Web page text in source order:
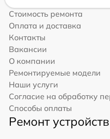
Стоимость ремонта
Оплата и доставка
Контакты
Вакансии
О компании
Ремонтируемые модели
Наши услуги
Согласие на обработку
Способы оплаты
Ремонт устройств